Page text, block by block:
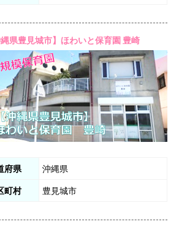
縄県豊見城市】ほわいと保育園 豊崎
府県 沖縄県
町村 豊見城市